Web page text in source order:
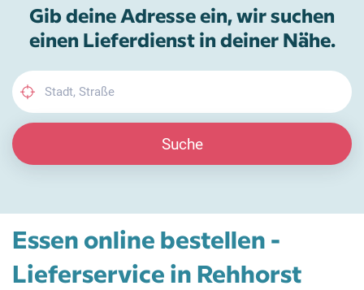
Gib deine Adresse ein, wir suchen
einen Lieferdienst in deiner Nähe.
Suche
Essen online bestellen -
Lieferservice in Rehhorst